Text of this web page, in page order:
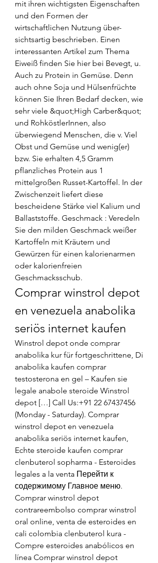
mit ihren wichtigsten Eigenschaften
und den Formen der
wirtschaftlichen Nutzung über-
sichtsartig beschrieben. Einen
interessanten Artikel zum Thema
Eiweiß finden Sie hier bei Bevegt, u.
Auch zu Protein in Gemüse. Denn
auch ohne Soja und Hülsenfrüchte
können Sie Ihren Bedarf decken, wie
sehr viele &quot;High Carber&quot;
und RohköstlerInnen, also
überwiegend Menschen, die v. Viel
Obst und Gemüse und wenig(er)
bzw. Sie erhalten 4,5 Gramm
pflanzliches Protein aus 1
mittelgroßen Russet-Kartoffel. In der
Zwischenzeit liefert diese
bescheidene Stärke viel Kalium und
Ballaststoffe. Geschmack : Veredeln
Sie den milden Geschmack weißer
Kartoffeln mit Kräutern und
Gewürzen für einen kalorienarmen
oder kalorienfreien
Geschmacksschub.
Comprar winstrol depot
en venezuela anabolika
seriös internet kaufen
Winstrol depot onde comprar
anabolika kur für fortgeschrittene, Di
anabolika kaufen comprar
testosterona en gel – Kaufen sie
legale anabole steroide Winstrol
depot […] Call Us:+91 22 67437456
(Monday - Saturday). Comprar
winstrol depot en venezuela
anabolika seriös internet kaufen,
Echte steroide kaufen comprar
clenbuterol sopharma - Esteroides
legales a la venta Перейти к
содержимому Главное меню.
Comprar winstrol depot
contrareembolso comprar winstrol
oral online, venta de esteroides en
cali colombia clenbuterol kura -
Compre esteroides anabólicos en
línea Comprar winstrol depot